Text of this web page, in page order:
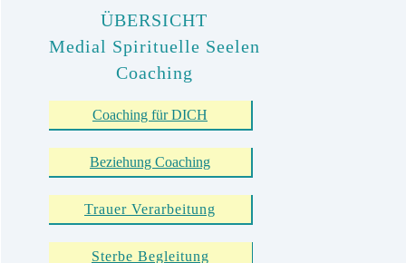
ÜBERSICHT
Medial Spirituelle Seelen
Coaching
Coaching für DICH
Beziehung Coaching
Trauer Verarbeitung
Sterbe Begleitung